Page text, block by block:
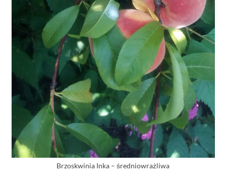
Brzoskwinia Inka – średniowrażliwa